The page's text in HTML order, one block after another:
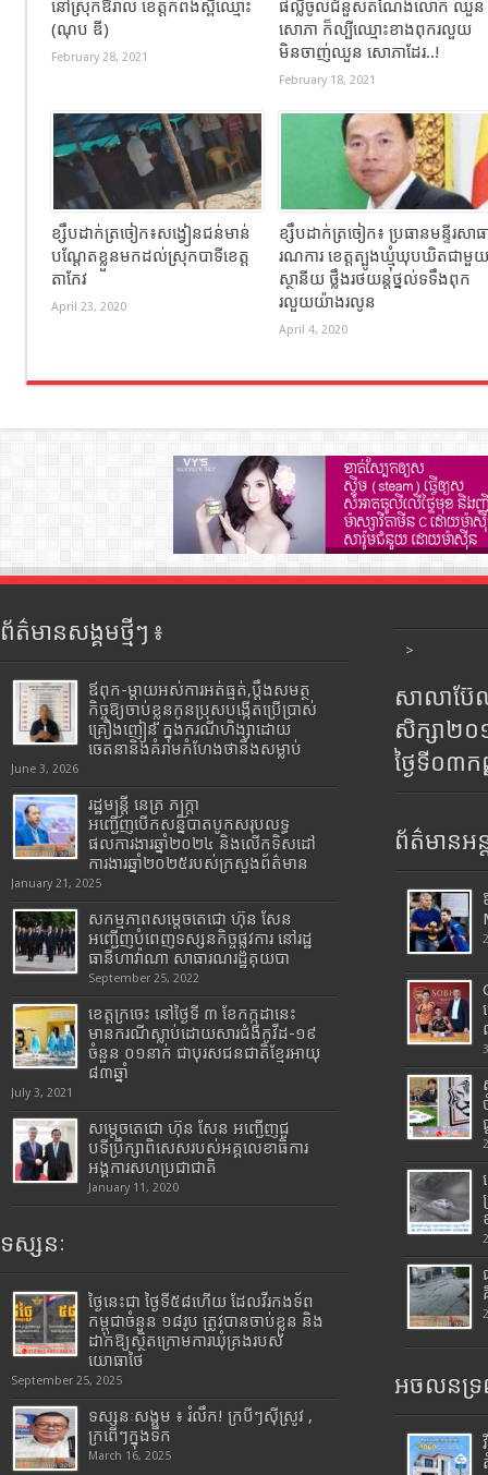
នៅស្រុកឱរ៉ាល់ ខេត្តកំពង់ស្ពឺឈ្មោះ
(ណុប ឌី)
February 28, 2021
ផល្លីចូល​ជំនួសតំណែង​លោក ឈួន​
សោភា ក៏​ល្បីឈ្មោះ​ខាងពុករ​លួយ
មិន​ចាញ់ឈួន សោភាដែ​រ..!
February 18, 2021
ខ្សឹបដាក់ត្រចៀក៖សង្វៀនជន់មាន់
បណ្តែតខ្លួនមកដល់ស្រុកបាទីខេត្ត
តាកែវ
April 23, 2020
ខ្សឹបដាក់ត្រចៀក៖ ប្រធានមន្ទីរសាធ
រណការ ខេត្តត្បូងឃ្មុំឃុបឃិតជាមួយ
ស្ថានីយ ថ្លឹងរថយន្តថ្នល់ទទឹងពុក
រលួយយ៉ាងរលូន
April 4, 2020
ព័ត៌មានសង្គមថ្មីៗ ៖
ឪពុក-ម្ដាយអស់ការអត់ធ្មត់,ប្ដឹងសមត្ថ
កិច្ចឱ្យចាប់ខ្លួនកូនប្រុសបង្កើតប្រើប្រាស់
គ្រឿងញៀន ក្នុងករណីហិង្សាដោយ
ចេតនានិងគំរាមកំហែងថានឹងសម្លាប់
June 3, 2026
រដ្ឋមន្រ្តី​ នេត្រ​ ភក្ត្រា​
អញ្ជើញបើកសន្និបាតបូកសរុបលទ្ធ
ផលការងារឆ្នាំ២០២៤ និងលើកទិសដៅ
ការងារឆ្នាំ២០២៥របស់​ក្រសួង​ព័ត៌មាន​
January 21, 2025
សកម្មភាពសម្តេចតេជោ ហ៊ុន សែន
អញ្ជើញបំពេញទស្សនកិច្ចផ្លូវការ នៅរដ្ឋ
ធានីហាវ៉ាណា សាធារណរដ្ឋគុយបា
September 25, 2022
ខេត្តក្រចេះ នៅថ្ងៃទី ៣ ខែកក្កដានេះ
មានករណីស្លាប់ដោយសារជំងឺកូវីដ-១៩
ចំនួន ០១នាក់ ជាបុរសជនជាតិខ្មែរអាយុ
៨៣ឆ្នាំ
July 3, 2021
សម្តេចតេជោ ហ៊ុន សែន អញ្ជើញជួ
បទីប្រឹក្សាពិសេសរបស់អគ្គលេខាធិការ
អង្គការសហប្រជាជាតិ
January 11, 2020
ទស្សនៈ
ថ្ងៃនេះជា ថ្ងៃទី៥៨ហើយ ដែលវីរកងទ័ព
កម្ពុជាចំនួន ១៨រូប ត្រូវបានចាប់ខ្លួន និង
ដាក់ឱ្យស្ថិតក្រោមការឃុំគ្រងរបស់
យោធាថៃ
September 25, 2025
ទស្សនៈសង្គម ៖ រំលឹក! ក្របីៗស៊ីស្រូវ ,
ក្រពើៗក្នុងទឹក
March 16, 2025
>
សាលាប៊ែ
សិក្សា២
ថ្ងៃទី០៣
ព័ត៌មានអន្
អចលនទ្រ